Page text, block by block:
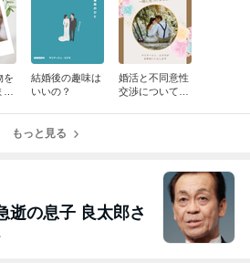
を
結婚後の趣味は
いいの？
婚活と不同意性
交渉について
もっと見る
逝の息子 良太郎さ